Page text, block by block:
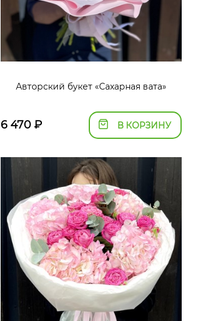
Авторский букет «Сахарная вата»
6 470₽ В КОРЗИНУ